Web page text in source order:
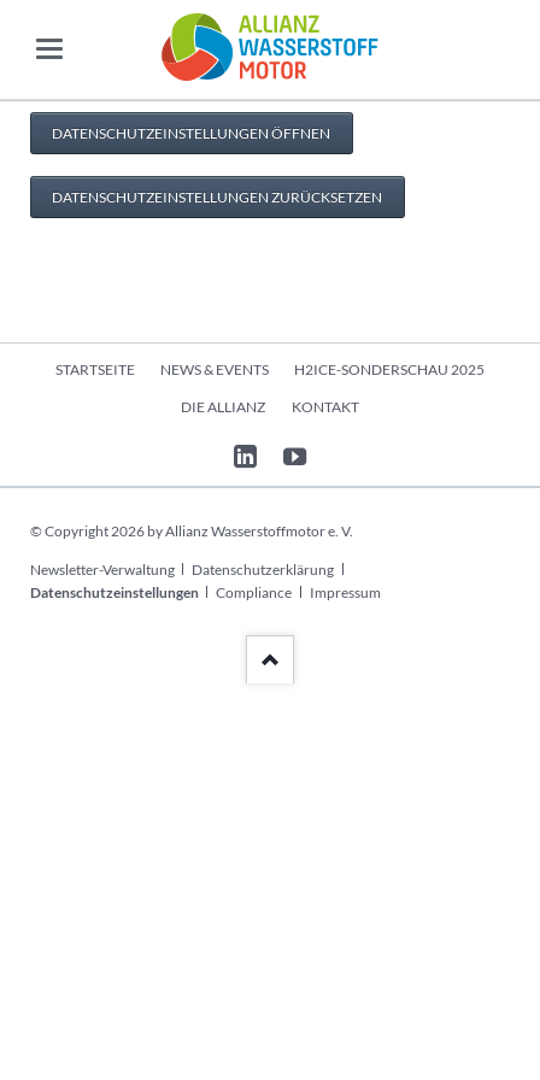
DATENSCHUTZEINSTELLUNGEN ÖFFNEN
DATENSCHUTZEINSTELLUNGEN ZURÜCKSETZEN
Navigation
STARTSEITE NEWS & EVENTS H2ICE-SONDERSCHAU 2025
DIE ALLIANZ KONTAKT
© Copyright 2026 by Allianz Wasserstoffmotor e. V.
Navigation
überspringen
Newsletter-Verwaltung
Datenschutzerklärung
Datenschutzeinstellungen
Compliance Impressum